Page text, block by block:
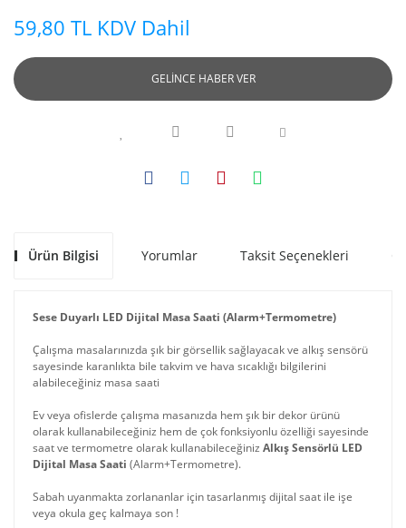
59,80 TL KDV Dahil
GELİNCE HABER VER
Ürün Bilgisi Yorumlar Taksit Seçenekleri
Sese Duyarlı LED Dijital Masa Saati (Alarm+Termometre)
Çalışma masalarınızda şık bir görsellik sağlayacak ve alkış sensörü
sayesinde karanlıkta bile takvim ve hava sıcaklığı bilgilerini
alabileceğiniz masa saati
Ev veya ofislerde çalışma masanızda hem şık bir dekor ürünü
olarak kullanabileceğiniz hem de çok fonksiyonlu özelliği sayesinde
saat ve termometre olarak kullanabileceğiniz Alkış Sensörlü LED
Dijital Masa Saati (Alarm+Termometre).
Sabah uyanmakta zorlananlar için tasarlanmış dijital saat ile işe
veya okula geç kalmaya son !